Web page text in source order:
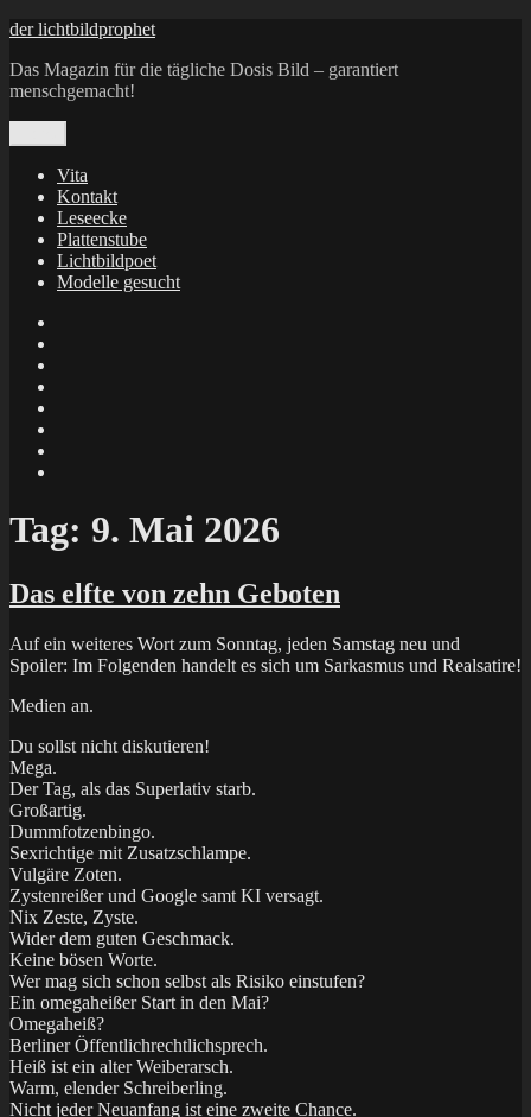
Zum
springen
der lichtbildprophet
Das Magazin für die tägliche Dosis Bild – garantiert
menschgemacht!
Vita
Kontakt
Leseecke
Plattenstube
Lichtbildpoet
Modelle gesucht
Tag: 9. Mai 2026
Das elfte von zehn Geboten
Auf ein weiteres Wort zum Sonntag, jeden Samstag neu und
Spoiler: Im Folgenden handelt es sich um Sarkasmus und Realsatire!
Medien an.
Du sollst nicht diskutieren!
Mega.
Der Tag, als das Superlativ starb.
Großartig.
Dummfotzenbingo.
Sexrichtige mit Zusatzschlampe.
Vulgäre Zoten.
Zystenreißer und Google samt KI versagt.
Nix Zeste, Zyste.
Wider dem guten Geschmack.
Keine bösen Worte.
Wer mag sich schon selbst als Risiko einstufen?
Ein omegaheißer Start in den Mai?
Omegaheiß?
Berliner Öffentlichrechtlichsprech.
Heiß ist ein alter Weiberarsch.
Warm, elender Schreiberling.
Nicht jeder Neuanfang ist eine zweite Chance.